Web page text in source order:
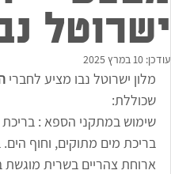
ישרוטל
עודכן: 10 במרץ 2025
מלון ישרוטל נבו מציע לחברי
שכוללת:
שימוש במתקני הספא : בריכת
בריכת מים מתוקים, וחוף
ארוחת צהריים בשרית מוגשת בחדר